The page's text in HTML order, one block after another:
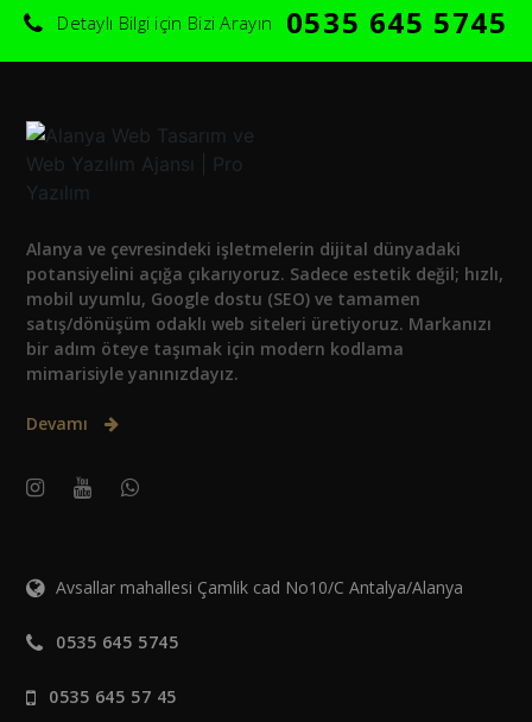
Detaylı Bilgi için Bizi Arayın 0535 645 5745
Alanya ve çevresindeki işletmelerin dijital dünyadaki
potansiyelini açığa çıkarıyoruz. Sadece estetik değil; hızlı,
mobil uyumlu, Google dostu (SEO) ve tamamen
satış/dönüşüm odaklı web siteleri üretiyoruz. Markanızı
bir adım öteye taşımak için modern kodlama
mimarisiyle yanınızdayız.
Devamı
Avsallar mahallesi Çamlik cad No10/C Antalya/Alanya
0535 645 5745
0535 645 57 45